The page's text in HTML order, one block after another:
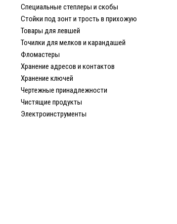
Специальные степлеры и скобы
Стойки под зонт и трость в прихожую
Товары для левшей
Точилки для мелков и карандашей
Фломастеры
Хранение адресов и контактов
Хранение ключей
Чертежные принадлежности
Чистящие продукты
Электроинструменты